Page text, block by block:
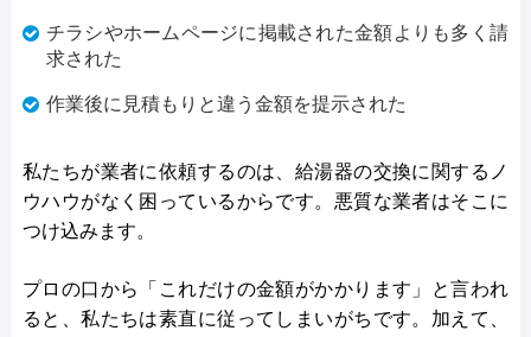
チラシやホームページに掲載された金額よりも多く請
求された
作業後に見積もりと違う金額を提示された
私たちが業者に依頼するのは、給湯器の交換に関するノ
ウハウがなく困っているからです。悪質な業者はそこに
つけ込みます。
プロの口から「これだけの金額がかかります」と言われ
ると、私たちは素直に従ってしまいがちです。加えて、